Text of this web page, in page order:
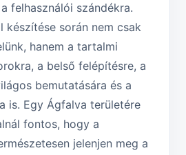
felhasználói szándékra.
készítése során nem csak
hanem a tartalmi
a belső felépítésre, a
bemutatására és a
is. Egy Ágfalva területére
fontos, hogy a
jelenjen meg a